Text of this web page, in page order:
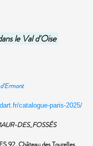
le Val d'Oise
catalogue-paris-2025/
DES_FOSSÉS